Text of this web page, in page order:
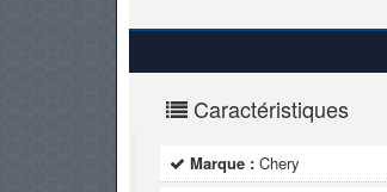
Caractéristiques
Marque : Chery